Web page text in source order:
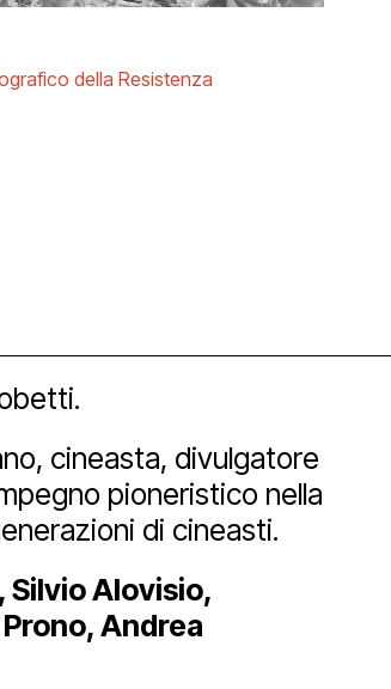
Newsletter
della Resistenza
cineasta, divulgatore
pioneristico nella
di cineasti.
Silvio Alovisio,
Andrea